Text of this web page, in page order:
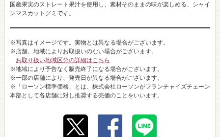
国産果実のストレート果汁を使用し、素材そのままの味が楽しめる、シャイ
ンマスカットグミです。
※写真はイメージです。実物とは異なる場合がございます。
※店舗、地域によりお取扱いのない場合がございます。
お取り扱い地域区分の詳細はこちら
※地域により予告なく販売終了になる場合がございます。
※一部の店舗により、発売日が異なる場合がございます。
※「ローソン標準価格」とは、株式会社ローソンがフランチャイズチェーン
本部として各店舗に対し推奨する売価のことをいいます。